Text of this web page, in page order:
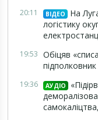
20:11 ВІДЕО
На
логістику
19:53 Обіцяв
19:36 АУДІО